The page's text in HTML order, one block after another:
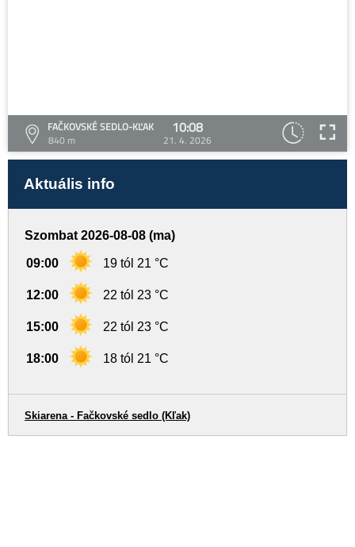
FAČKOVSKÉ SEDLO-KĽAK
840 m
10:08
21. 4. 2026
Aktuális info
Szombat 2026-08-08 (ma)
09:00 19 tól 21 °C
12:00 22 tól 23 °C
15:00 22 tól 23 °C
18:00 18 tól 21 °C
Skiarena - Fačkovské sedlo (Kľak)